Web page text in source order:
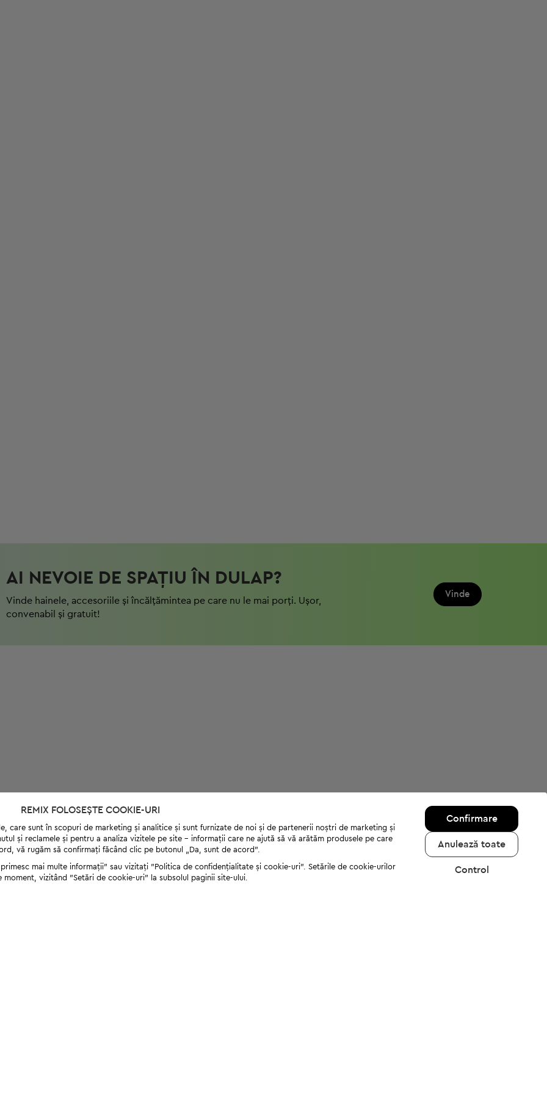
AI NEVOIE DE SPAȚIU ÎN DULAP?
Vinde hainele, accesoriile și încălțămintea pe care nu le mai porți. Ușor,
convenabil și gratuit!
Vinde
REMIX FOLOSEȘTE COOKIE-URI
care sunt în scopuri de marketing și analitice și sunt furnizate de noi și de partenerii noștri de marketing și
și reclamele și pentru a analiza vizitele pe site - informații care ne ajută să vă arătăm produsele pe care
vă rugăm să confirmați făcând clic pe butonul „Da, sunt de acord”.
mai multe informații" sau vizitați "Politica de confidențialitate și cookie-uri". Setările de cookie-urilor
vizitând "Setări de cookie-uri" la subsolul paginii site-ului.
Confirmare
Anulează toate
Control